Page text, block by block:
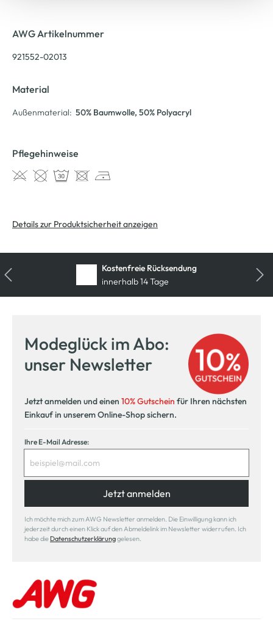
AWG Artikelnummer
921552-02013
Material
Außenmaterial: 50% Baumwolle, 50% Polyacryl
Pflegehinweise
Details zur Produktsicherheit anzeigen
Kostenfreie Rücksendung
innerhalb 14 Tage
Modeglück im Abo:
unser Newsletter
Jetzt anmelden und einen 10% Gutschein für Ihren nächsten
Einkauf in unserem Online-Shop sichern.
Ihre E-Mail Adresse:
Jetzt anmelden
Ich möchte mich zum AWG Newsletter anmelden. Die Einwilligung kann ich
jederzeit durch einen Klick auf den Abmeldelink im Newsletter widerrufen. Ich
habe die Datenschutzerklärunggelesen.